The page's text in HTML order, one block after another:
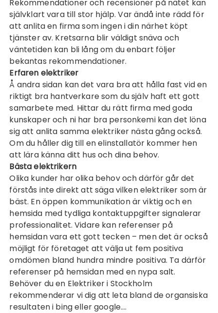
Rekommendationer och recensioner på nätet kan
självklart vara till stor hjälp. Var ändå inte rädd för
att anlita en firma som ingen i din närhet köpt
tjänster av. Kretsarna blir väldigt snäva och
väntetiden kan bli lång om du enbart följer
bekantas rekommendationer.
Erfaren elektriker
Å andra sidan kan det vara bra att hålla fast vid en
riktigt bra hantverkare som du själv haft ett gott
samarbete med. Hittar du rätt firma med goda
kunskaper och ni har bra personkemi kan det löna
sig att anlita samma elektriker nästa gång också.
Om du håller dig till en elinstallatör kommer hen
att lära känna ditt hus och dina behov.
Bästa elektrikern
Olika kunder har olika behov och därför går det
förstås inte direkt att säga vilken elektriker som är
bäst. En öppen kommunikation är viktig och en
hemsida med tydliga kontaktuppgifter signalerar
professionalitet. Vidare kan referenser på
hemsidan vara ett gott tecken – men det är också
möjligt för företaget att välja ut fem positiva
omdömen bland hundra mindre positiva. Ta därför
referenser på hemsidan med en nypa salt.
Behöver du en Elektriker i Stockholm
rekommenderar vi dig att leta bland de organsiska
resultaten i bing eller google.…